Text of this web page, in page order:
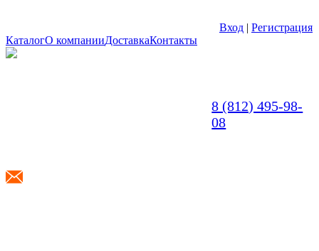
Вход | Регистрация
КаталогО компанииДоставкаКонтакты
8 (812) 495-98-
08